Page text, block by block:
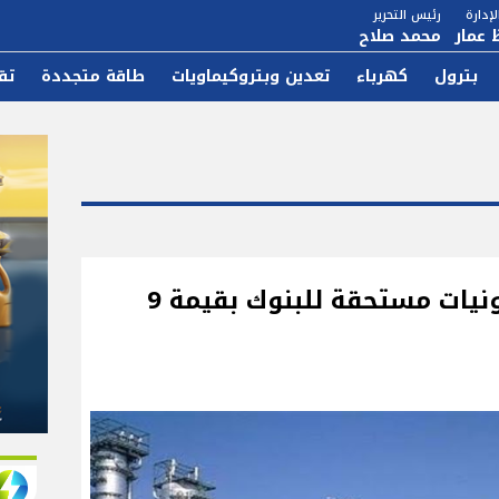
عمار
رئيس التحرير
محمد صلاح
بترول كهرباء تعدين وبتروكيماويات طاقة متجددة
«كيما» تعتزم جدولة مديونيات مستحقة للبنوك بقيمة 9